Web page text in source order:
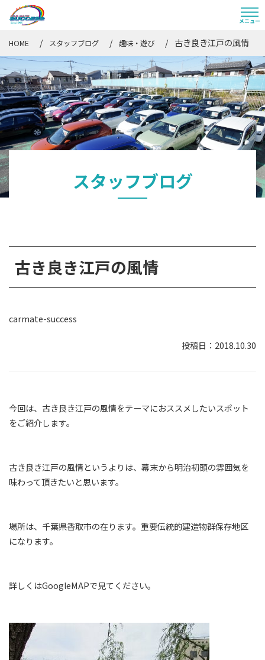
HOME スタッフブログ 趣味・遊び 古き良き江戸の風情
スタッフブログ
古き良き江戸の風情
carmate-success
2018.10.30
今回は、古き良き江戸の風情をテーマにおススメしたいスポット
をご紹介します。
古き良き江戸の風情というよりは、幕末から明治初頭の雰囲気を
味わって頂きたいと思います。
場所は、千葉県香取市の在ります。重要伝統的建造物群保存地区
になります。
詳しくはGoogleMAPで見てください。